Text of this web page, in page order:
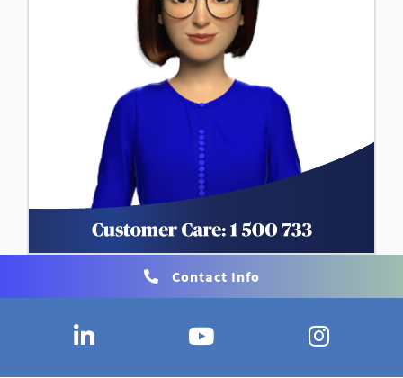
Contact Info